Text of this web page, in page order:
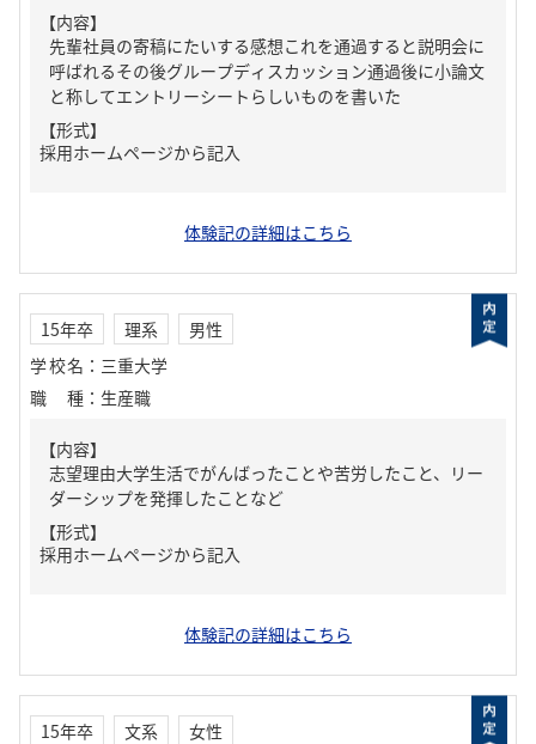
【内容】
先輩社員の寄稿にたいする感想これを通過すると説明会に
呼ばれるその後グループディスカッション通過後に小論文
と称してエントリーシートらしいものを書いた
【形式】
採用ホームページから記入
体験記の詳細はこちら
15年卒 理系
男性
学校名 ： 三重大学
職種 ： 生産職
【内容】
志望理由大学生活でがんばったことや苦労したこと、リー
ダーシップを発揮したことなど
【形式】
採用ホームページから記入
体験記の詳細はこちら
15年卒 文系
女性